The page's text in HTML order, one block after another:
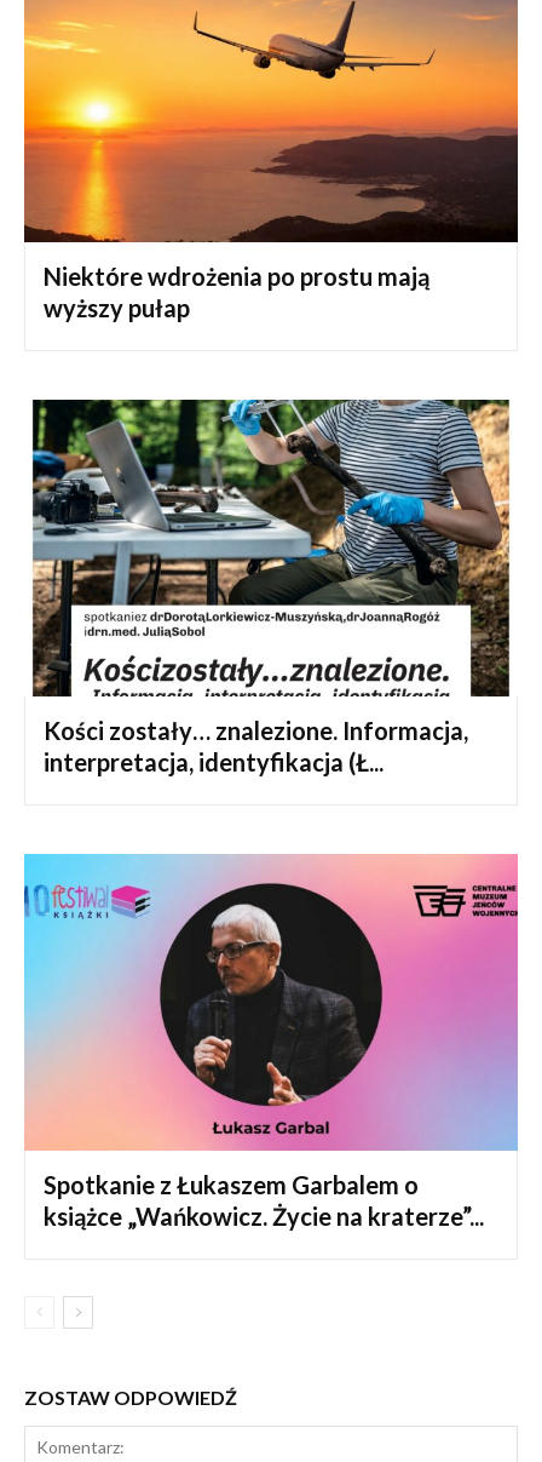
Niektóre wdrożenia po prostu mają
wyższy pułap
Kości zostały… znalezione. Informacja,
interpretacja, identyfikacja (Ł...
Spotkanie z Łukaszem Garbalem o
książce „Wańkowicz. Życie na kraterze”...
ZOSTAW ODPOWIEDŹ